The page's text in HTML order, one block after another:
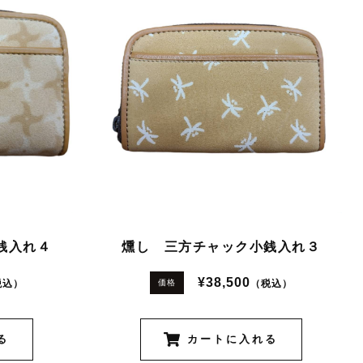
入れ４
）
燻し 三方チャック小銭入れ３
価格 ¥38,500 （税込）
カートに入れる